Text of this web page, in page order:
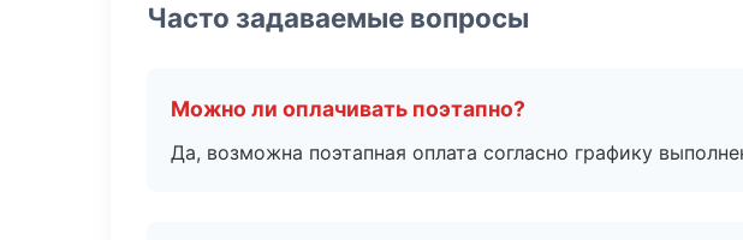
Часто задаваемые вопросы
Можно ли оплачивать поэтапно?
Да, возможна поэтапная оплата согласно графику